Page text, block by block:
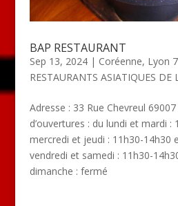
BAP RESTAURANT
Sep 13, 2024| Coréenne, Lyon 7
RESTAURANTS ASIATIQUES DE
Adresse : 33 Rue Chevreul
d’ouvertures : du lundi et mardi :
mercredi et jeudi : 11h30-14h30
vendredi et samedi : 11h30-
dimanche : fermé